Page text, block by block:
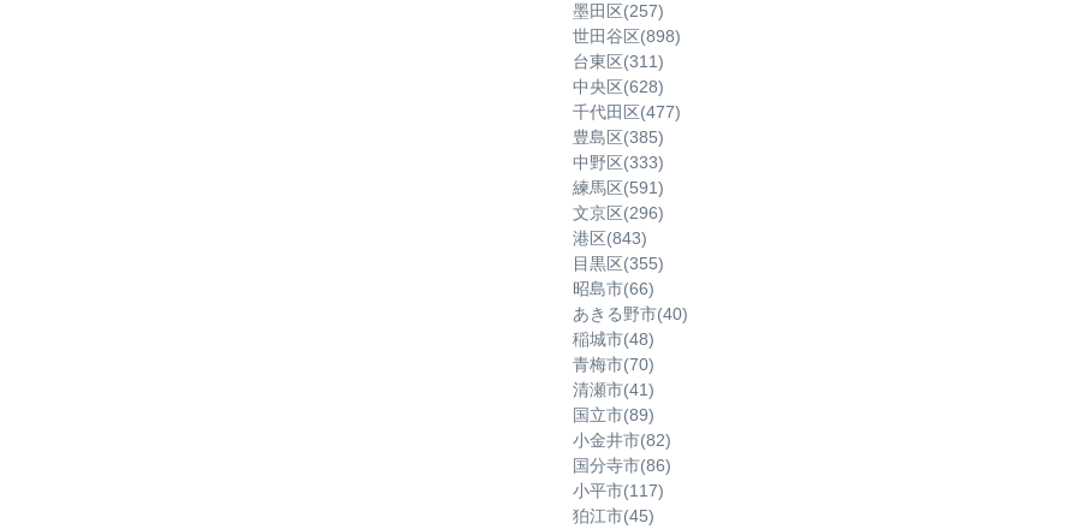
墨田区(257)
世田谷区(898)
台東区(311)
中央区(628)
千代田区(477)
豊島区(385)
中野区(333)
練馬区(591)
文京区(296)
港区(843)
目黒区(355)
昭島市(66)
あきる野市(40)
稲城市(48)
青梅市(70)
清瀬市(41)
国立市(89)
小金井市(82)
国分寺市(86)
小平市(117)
狛江市(45)